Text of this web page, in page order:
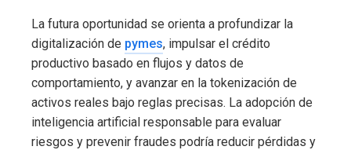
La futura oportunidad se orienta a profundizar la
digitalización de pymes, impulsar el crédito
productivo basado en flujos y datos de
comportamiento, y avanzar en la tokenización de
activos reales bajo reglas precisas. La adopción de
inteligencia artificial responsable para evaluar
riesgos y prevenir fraudes podría reducir pérdidas y